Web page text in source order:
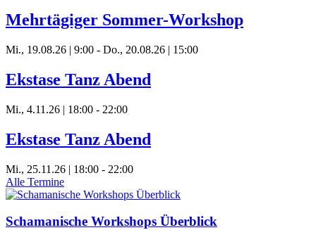
Mehrtägiger Sommer-Workshop
Mi., 19.08.26 | 9:00 - Do., 20.08.26 | 15:00
Ekstase Tanz Abend
Mi., 4.11.26 | 18:00 - 22:00
Ekstase Tanz Abend
Mi., 25.11.26 | 18:00 - 22:00
Alle Termine
Schamanische Workshops Überblick